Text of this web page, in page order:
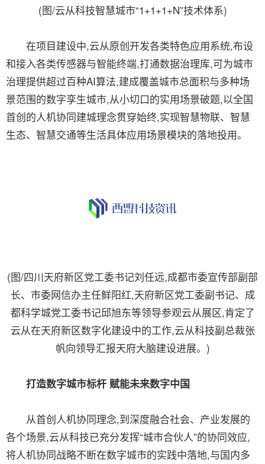
(图/云从科技智慧城市“1+1+1+N”技术体系)
在项目建设中,云从原创开发各类特色应用系统,布设
和接入各类传感器与智能终端,打通数据治理库,可为城市
治理提供超过百种AI算法,建成覆盖城市总面积与多种场
景范围的数字孪生城市,从小切口的实用场景破题,以全国
首创的人机协同建城理念贯穿始终,实现智慧物联、智慧
生态、智慧交通等生活具体应用场景模块的落地投用。
(图/四川天府新区党工委书记刘任远,成都市委宣传部副部
长、市委网信办主任鲜阳红,天府新区党工委副书记、成
都科学城党工委书记邱旭东等领导参观云从展区,肯定了
云从在天府新区数字化建设中的工作,云从科技副总裁张
帆向领导汇报天府大脑建设进展。)
打造数字城市标杆 赋能未来数字中国
从首创人机协同理念,到深度融合社会、产业发展的
各个场景,云从科技已充分发挥“城市合伙人”的协同效应,
将人机协同战略不断在数字城市的实践中落地,与国内多